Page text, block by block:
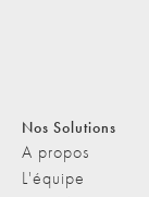
Nos Solutions
A propos
L'équipe